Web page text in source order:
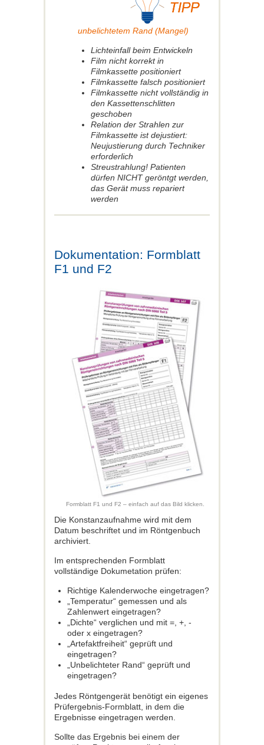
unbelichtetem Rand (Mangel)
Lichteinfall beim Entwickeln
Film nicht korrekt in
Filmkassette positioniert
Filmkassette falsch positioniert
Filmkassette nicht vollständig in
den Kassettenschlitten
geschoben
Relation der Strahlen zur
Filmkassette ist dejustiert:
Neujustierung durch Techniker
erforderlich
Streustrahlung! Patienten
dürfen NICHT geröntgt werden,
das Gerät muss repariert
werden
Dokumentation: Formblatt
F1 und F2
Formblatt F1 und F2 – einfach auf das Bild klicken.
Die Konstanzaufnahme wird mit dem
Datum beschriftet und im Röntgenbuch
archiviert.
Im entsprechenden Formblatt
vollständige Dokumetation prüfen:
Richtige Kalenderwoche eingetragen?
„Temperatur“ gemessen und als
Zahlenwert eingetragen?
„Dichte“ verglichen und mit =, +, -
oder x eingetragen?
„Artefaktfreiheit“ geprüft und
eingetragen?
„Unbelichteter Rand“ geprüft und
eingetragen?
Jedes Röntgengerät benötigt ein eigenes
Prüfergebnis-Formblatt, in dem die
Ergebnisse eingetragen werden.
Sollte das Ergebnis bei einem der